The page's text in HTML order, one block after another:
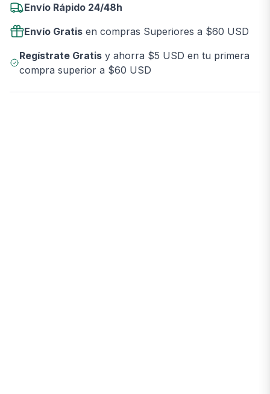
Envío Rápido 24/48h
Envío Gratis en compras Superiores a $60 USD
Regístrate Gratisy ahorra $5 USD en tu primera
compra superior a $60 USD